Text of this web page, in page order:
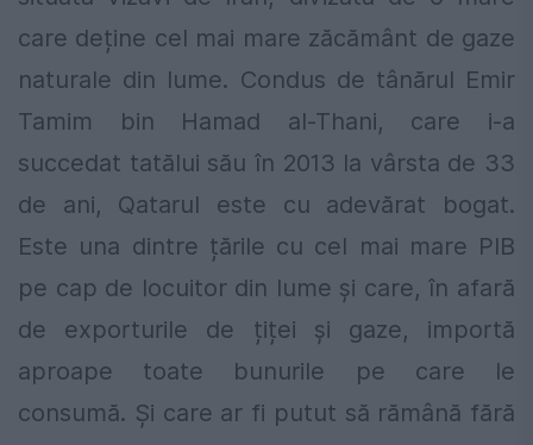
care deține cel mai mare zăcământ de gaze
naturale din lume. Condus de tânărul Emir
Tamim bin Hamad al-Thani, care i-a
succedat tatălui său în 2013 la vârsta de 33
de ani, Qatarul este cu adevărat bogat.
Este una dintre țările cu cel mai mare PIB
pe cap de locuitor din lume şi care, în afară
de exporturile de țiței și gaze, importă
aproape toate bunurile pe care le
consumă. Şi care ar fi putut să rămână fără